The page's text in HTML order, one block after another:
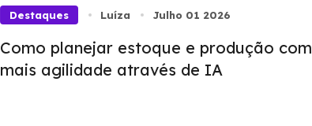
Destaques Luíza Julho 01 2026
Como planejar estoque e produção com
mais agilidade através de IA